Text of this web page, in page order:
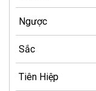
Ngược
Sắc
Tiên Hiệp